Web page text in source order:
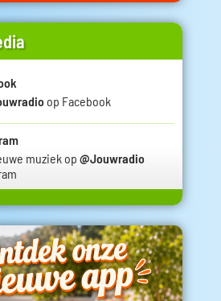
op Facebook
muziek op @Jouwradio